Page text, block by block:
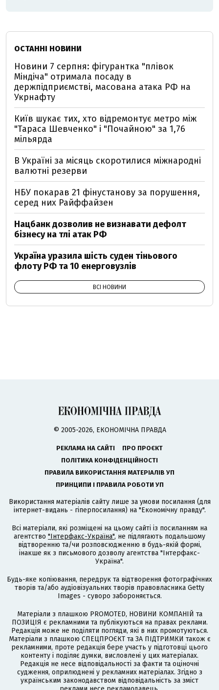
ОСТАННІ НОВИНИ
Новини 7 серпня: фігурантка "плівок
Міндіча" отримала посаду в
держпідприємстві, масована атака РФ на
Укрнафту
Київ шукає тих, хто відремонтує метро між
"Тараса Шевченко" і "Почайною" за 1,76
мільярда
В Україні за місяць скоротилися міжнародні
валютні резерви
НБУ покарав 21 фінустанову за порушення,
серед них Райффайзен
Нацбанк дозволив не визнавати дефолт
бізнесу на тлі атак РФ
Україна уразила шість суден тіньового
флоту РФ та 10 енерговузлів
ВСІ НОВИНИ
© 2005-2026, ЕКОНОМІЧНА ПРАВДА
РЕКЛАМА НА САЙТІ
ПРО ПРОЄКТ
ПОЛІТИКА КОНФІДЕНЦІЙНОСТІ
ПРАВИЛА ВИКОРИСТАННЯ МАТЕРІАЛІВ УП
ПРИНЦИПИ І ПРАВИЛА РОБОТИ УП
Використання матеріалів сайту лише за умови посилання (для
інтернет-видань - гіперпосилання) на "Економічну правду".
Всі матеріали, які розміщені на цьому сайті із посиланням на
агентство "Інтерфакс-Україна", не підлягають подальшому
відтворенню та/чи розповсюдженню в будь-якій формі,
інакше як з письмового дозволу агентства "Інтерфакс-
Україна".
Будь-яке копіювання, передрук та відтворення фотографічних
творів та/або аудіовізуальних творів правовласника Getty
Images - суворо забороняється.
Матеріали з плашкою PROMOTED, НОВИНИ КОМПАНІЙ та
ПОЗИЦІЯ є рекламними та публікуються на правах реклами.
Редакція може не поділяти погляди, які в них промотуються.
Матеріали з плашкою СПЕЦПРОЄКТ та ЗА ПІДТРИМКИ також є
рекламними, проте редакція бере участь у підготовці цього
контенту і поділяє думки, висловлені у цих матеріалах.
Редакція не несе відповідальності за факти та оціночні
судження, оприлюднені у рекламних матеріалах. Згідно з
українським законодавством відповідальність за зміст